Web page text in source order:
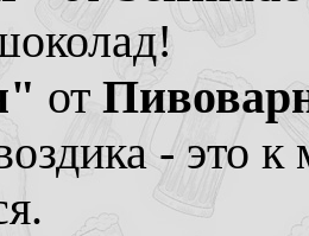
от
- это к